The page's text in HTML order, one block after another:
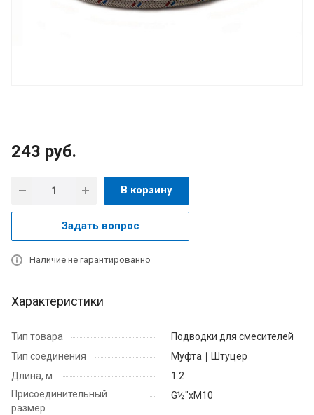
243 руб.
В корзину
Задать вопрос
Наличие не гарантированно
Характеристики
Тип товара
Подводки для смесителей
Тип соединения
Муфта ∣ Штуцер
Длина, м
1.2
Присоединительный
размер
G½"хМ10